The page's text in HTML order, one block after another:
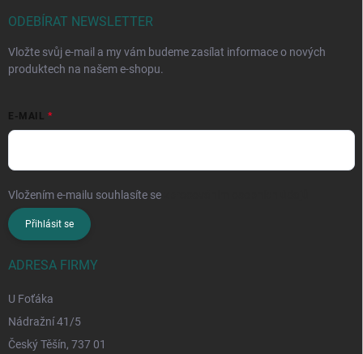
ODEBÍRAT NEWSLETTER
Vložte svůj e-mail a my vám budeme zasílat informace o nových
produktech na našem e-shopu.
E-MAIL
Vložením e-mailu souhlasíte se
Přihlásit se
ADRESA FIRMY
U Foťáka
Nádražní 41/5
Český Těšín, 737 01